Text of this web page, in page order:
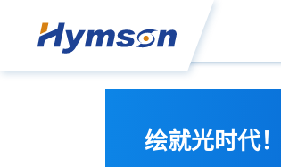
绘就光时代